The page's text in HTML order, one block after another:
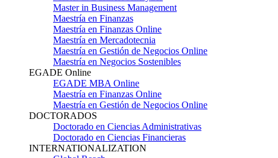
Master in Business Management
Maestría en Finanzas
Maestría en Finanzas Online
Maestría en Mercadotecnia
Maestría en Gestión de Negocios Online
Maestría en Negocios Sostenibles
EGADE Online
EGADE MBA Online
Maestría en Finanzas Online
Maestría en Gestión de Negocios Online
DOCTORADOS
Doctorado en Ciencias Administrativas
Doctorado en Ciencias Financieras
INTERNATIONALIZATION